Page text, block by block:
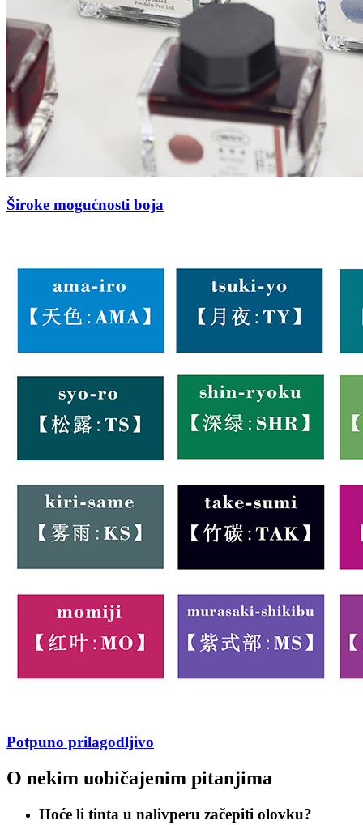
Široke mogućnosti boja
Potpuno prilagodljivo
O nekim uobičajenim pitanjima
Hoće li tinta u nalivperu začepiti olovku?